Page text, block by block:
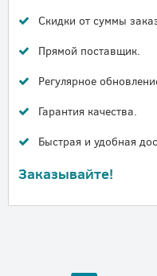
Скидки от суммы
Прямой поставщик.
Регулярное
Гарантия качества.
Быстрая и удобная
Заказывайте!